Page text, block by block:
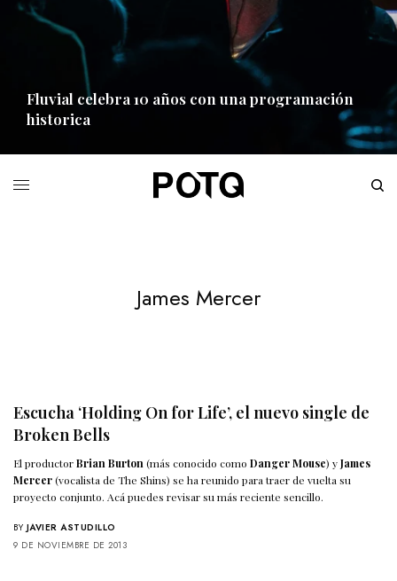
Fluvial celebra 10 años con una programación
historica
James Mercer
Escucha ‘Holding On for Life’, el nuevo single de
Broken Bells
El productorBrian Burton (más conocido comoDanger Mouse) yJames
Mercer(vocalista deThe Shins) se ha reunido para traer de vuelta su
proyecto conjunto. Acá puedes revisar su más reciente sencillo.
BY JAVIER ASTUDILLO
9 DE NOVIEMBRE DE 2013